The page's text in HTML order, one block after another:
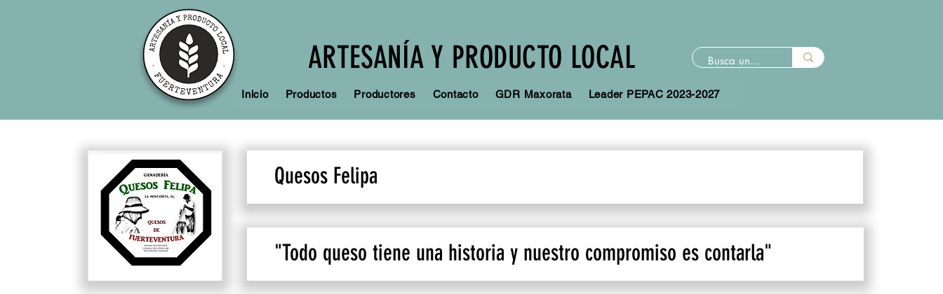
ARTESANÍA Y PRODUCTO LOCAL
Inicio Productos Productores Contacto GDR Maxorata Leader PEPAC 2023-2027
Quesos Felipa
"Todo queso tiene una historia y nuestro compromiso es contarla"